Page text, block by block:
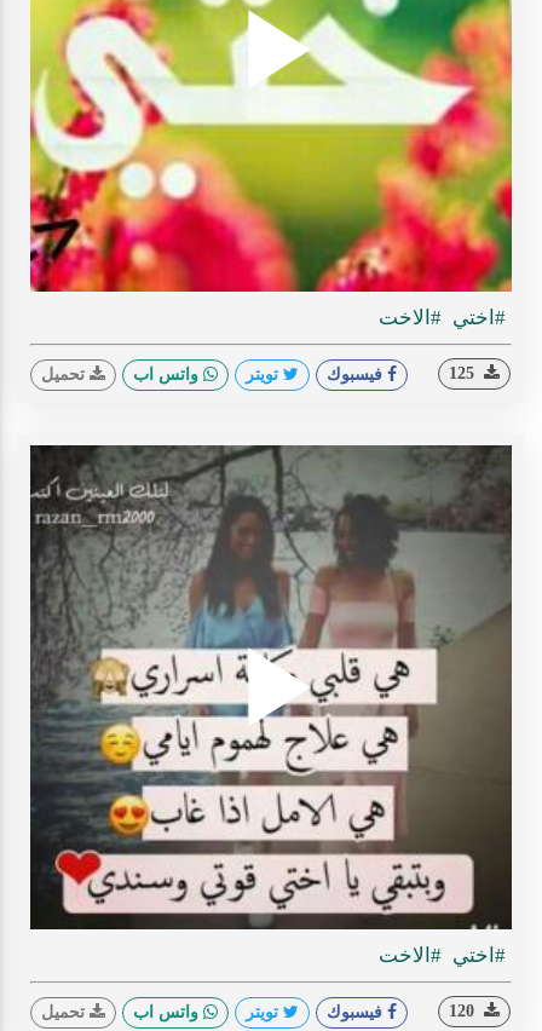
Play
#اختي #الاخت
فيسبوك تويتر واتس اب تحميل
Play
#اختي #الاخت
فيسبوك تويتر واتس اب تحميل